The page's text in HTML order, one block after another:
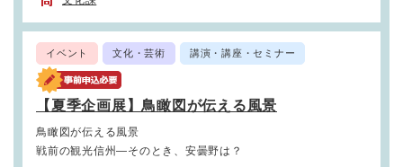
イベント 文化・芸術 講演・講座・セミナー
【夏季企画展】鳥瞰図が伝える風景
鳥瞰図が伝える風景
戦前の観光信州―そのとき、安曇野は？